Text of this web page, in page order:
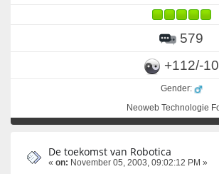
579
+112/-10
Gender:
Neoweb Technologie
De toekomst van Robotica
« on: November 05, 2003, 09:02:12 PM »